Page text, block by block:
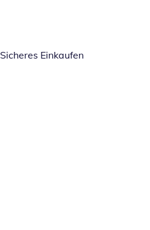
Sicheres Einkaufen